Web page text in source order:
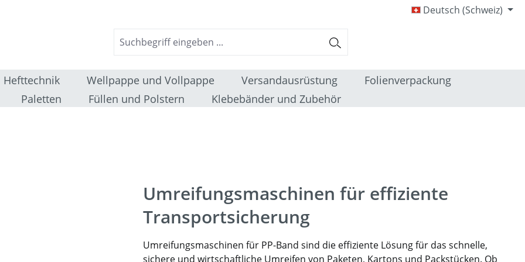
Deutsch (Schweiz)
Hefttechnik Wellpappe und Vollpappe Versandausrüstung
Folienverpackung
Paletten Füllen und Polstern Klebebänder und Zubehör
Umreifungsmaschinen für effiziente
Transportsicherung
Umreifungsmaschinen für PP-Band sind die effiziente Lösung für das schnelle,
sichere und wirtschaftliche Umreifen von Paketen, Kartons und Packstücken. Ob